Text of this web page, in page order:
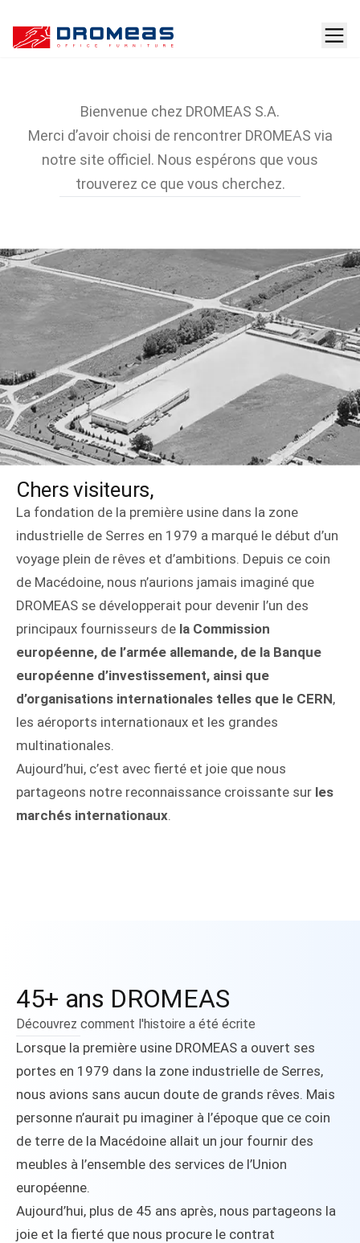
La compagnie
Bienvenue chez DROMEAS S.A.
Merci d’avoir choisi de rencontrer DROMEAS via
notre site officiel. Nous espérons que vous
trouverez ce que vous cherchez.
Chers visiteurs,
La fondation de la première usine dans la zone
industrielle de Serres en 1979 a marqué le début d’un
voyage plein de rêves et d’ambitions. Depuis ce coin
de Macédoine, nous n’aurions jamais imaginé que
DROMEAS se développerait pour devenir l’un des
principaux fournisseurs de la Commission
européenne, de l’armée allemande, de la Banque
européenne d’investissement, ainsi que
d’organisations internationales telles que le CERN,
les aéroports internationaux et les grandes
multinationales.
Aujourd’hui, c’est avec fierté et joie que nous
partageons notre reconnaissance croissante sur les
marchés internationaux.
45+ ans DROMEAS
Découvrez comment l'histoire a été écrite
Lorsque la première usine DROMEAS a ouvert ses
portes en 1979 dans la zone industrielle de Serres,
nous avions sans aucun doute de grands rêves. Mais
personne n’aurait pu imaginer à l’époque que ce coin
de terre de la Macédoine allait un jour fournir des
meubles à l’ensemble des services de l’Union
européenne.
Aujourd’hui, plus de 45 ans après, nous partageons la
joie et la fierté que nous procure le contrat